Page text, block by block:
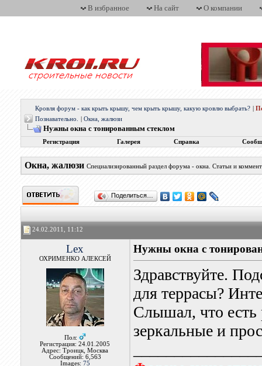
В избранное На сайт О компании
Кровля форум - как крыть крышу, чем крыть крышу, какую кровлю выбрать?
Познавательно.
Окна, жалюзи
Нужны окна с тонированным стеклом
Регистрация Галерея Справка
Окна, жалюзи Специализированный раздел форума - окна. Статьи и
Поделиться…
24.02.2011, 11:12
Lex
ОХРИМЕНКО АЛЕКСЕЙ
Пол:
Регистрация: 24.01.2005
Адрес: Троицк, Москва
Сообщений: 6,563
Images: 75
Нужны окна с
Здравствуйте.
для террасы?
Слышал, что есть
зеркальные и